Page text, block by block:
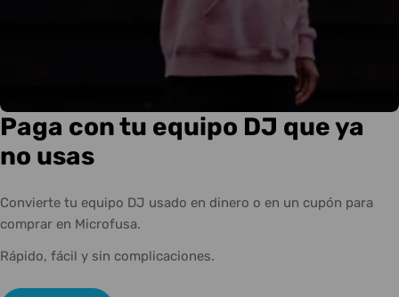
Paga con tu equipo DJ que ya
no usas
Convierte tu equipo DJ usado en dinero o en un cupón para
comprar en Microfusa.
Rápido, fácil y sin complicaciones.